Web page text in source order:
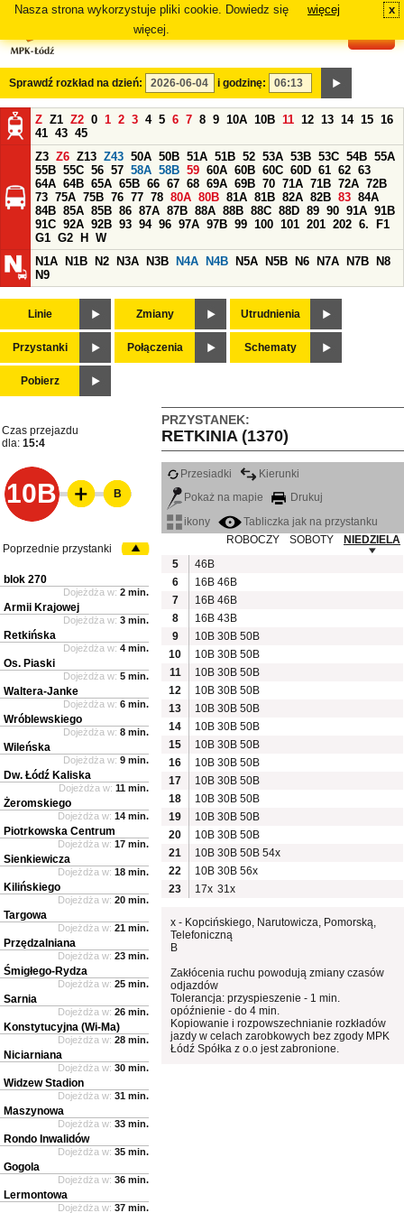
Nasza strona wykorzystuje pliki cookie. Dowiedz się
więcej.
więcej x
Sprawdź rozkład na dzień: i godzinę:
Z Z1 Z2 0 1 2 3 4 5 6 7 8 9 10A 10B 11 12 13 14 15 16
41 43 45
Z3 Z6 Z13 Z43 50A 50B 51A 51B 52 53A 53B 53C 54B 55A
55B 55C 56 57 58A 58B 59 60A 60B 60C 60D 61 62 63
64A 64B 65A 65B 66 67 68 69A 69B 70 71A 71B 72A 72B
73 75A 75B 76 77 78 80A 80B 81A 81B 82A 82B 83 84A
84B 85A 85B 86 87A 87B 88A 88B 88C 88D 89 90 91A 91B
91C 92A 92B 93 94 96 97A 97B 99 100 101 201 202 6.
F1
G1 G2 H
W
N1A
N1B N2 N3A N3B N4A N4B N5A N5B N6 N7A N7B
N8
N9
Linie Zmiany Utrudnienia
Przystanki Połączenia Schematy
Pobierz
PRZYSTANEK:
RETKINIA (1370)
Czas przejazdu
dla: 15:4
10B
Przesiadki
Kierunki
Pokaż na mapie
Drukuj
ikony
Tabliczka jak na przystanku
ROBOCZY
SOBOTY
NIEDZIELA
5
46B
6
16B 46B
7
16B 46B
8
16B 43B
9
10B 30B 50B
10
10B 30B 50B
11
10B 30B 50B
12
10B 30B 50B
13
10B 30B 50B
14
10B 30B 50B
15
10B 30B 50B
16
10B 30B 50B
17
10B 30B 50B
18
10B 30B 50B
19
10B 30B 50B
20
10B 30B 50B
21
10B 30B 50B 54x
22
10B 30B 56x
23
17x 31x
x - Kopcińskiego, Narutowicza, Pomorską,
Telefoniczną
B
Zakłócenia ruchu powodują zmiany czasów
odjazdów
Tolerancja: przyspieszenie - 1 min.
opóźnienie - do 4 min.
Kopiowanie i rozpowszechnianie rozkładów
jazdy w celach zarobkowych bez zgody MPK
Łódź Spółka z o.o jest zabronione.
B
Poprzednie przystanki
blok 270
Dojeżdża w: 2 min.
Armii Krajowej
Dojeżdża w: 3 min.
Retkińska
Dojeżdża w: 4 min.
Os. Piaski
Dojeżdża w: 5 min.
Waltera-Janke
Dojeżdża w: 6 min.
Wróblewskiego
Dojeżdża w: 8 min.
Wileńska
Dojeżdża w: 9 min.
Dw. Łódź Kaliska
Dojeżdża w: 11 min.
Żeromskiego
Dojeżdża w: 14 min.
Piotrkowska Centrum
Dojeżdża w: 17 min.
Sienkiewicza
Dojeżdża w: 18 min.
Kilińskiego
Dojeżdża w: 20 min.
Targowa
Dojeżdża w: 21 min.
Przędzalniana
Dojeżdża w: 23 min.
Śmigłego-Rydza
Dojeżdża w: 25 min.
Sarnia
Dojeżdża w: 26 min.
Konstytucyjna (Wi-Ma)
Dojeżdża w: 28 min.
Niciarniana
Dojeżdża w: 30 min.
Widzew Stadion
Dojeżdża w: 31 min.
Maszynowa
Dojeżdża w: 33 min.
Rondo Inwalidów
Dojeżdża w: 35 min.
Gogola
Dojeżdża w: 36 min.
Lermontowa
Dojeżdża w: 37 min.